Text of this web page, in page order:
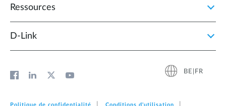
Ressources
D‑Link
BE|FR